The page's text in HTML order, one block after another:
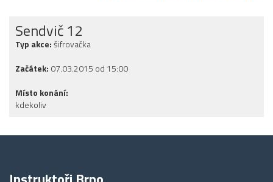
Sendvič 12
Typ akce:šifrovačka
Začátek: 07.03.2015 od 15:00
Místo konání:
kdekoliv